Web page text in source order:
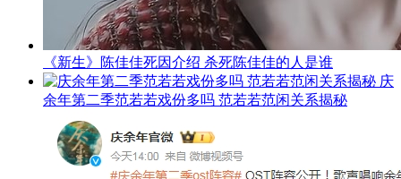
《新生》陈佳佳死因介绍 杀死陈佳佳的人是谁
庆
余年第二季范若若戏份多吗 范若若范闲关系揭秘